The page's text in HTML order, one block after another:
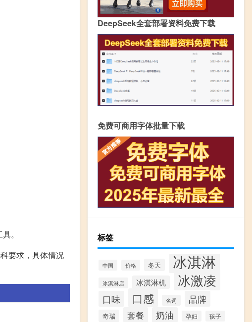
。
要求，具体情况
DeepSeek全套部署资料免费下载
免费可商用字体批量下载
标签
中国 价格 冬天 冰淇淋
冰淇淋店 冰淇淋机 冰激凌
口味 口感 名词 品牌
奇瑞 套餐 奶油 孕妇 孩子